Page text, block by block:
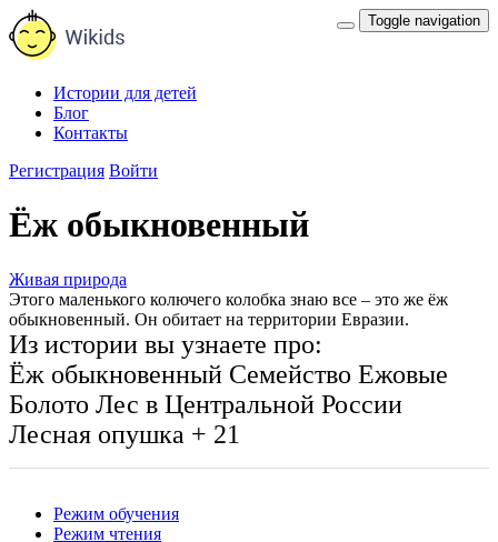
Toggle navigation
Истории для детей
Блог
Контакты
Регистрация Войти
Ёж обыкновенный
Живая природа
Этого маленького колючего колобка знаю все – это же ёж
обыкновенный. Он обитает на территории Евразии.
Из истории вы узнаете про:
Ёж обыкновенный Семейство Ежовые
Болото Лес в Центральной России
Лесная опушка + 21
Режим обучения
Режим чтения